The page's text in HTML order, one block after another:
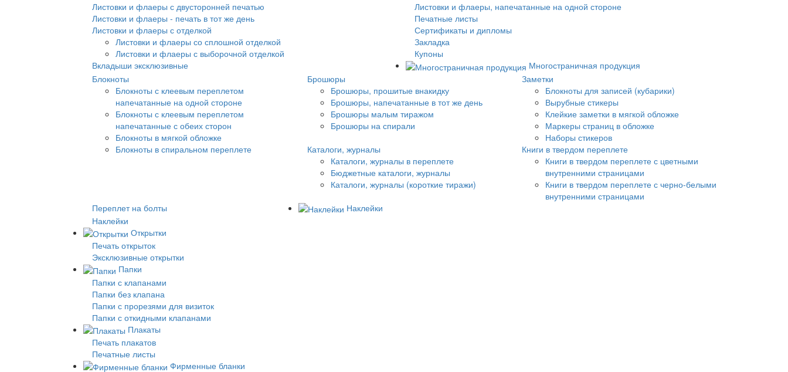
Листовки и флаеры с двусторонней печатью
Листовки и флаеры, напечатанные на одной стороне
Листовки и флаеры - печать в тот же день
Печатные листы
Листовки и флаеры с отделкой
Листовки и флаеры со сплошной отделкой
Листовки и флаеры с выборочной отделкой
Сертификаты и дипломы
Закладка
Купоны
Вкладыши эксклюзивные
Многостраничная продукция
Блокноты
Блокноты с клеевым переплетом
напечатанные на одной стороне
Блокноты с клеевым переплетом
напечатанные с обеих сторон
Блокноты в мягкой обложке
Блокноты в спиральном переплете
Брошюры
Брошюры, прошитые внакидку
Брошюры, напечатанные в тот же день
Брошюры малым тиражом
Брошюры на спирали
Заметки
Блокноты для записей (кубарики)
Вырубные стикеры
Клейкие заметки в мягкой обложке
Маркеры страниц в обложке
Наборы стикеров
Каталоги, журналы
Каталоги, журналы в переплете
Бюджетные каталоги, журналы
Каталоги, журналы (короткие тиражи)
Книги в твердом переплете
Книги в твердом переплете с цветными
внутренними страницами
Книги в твердом переплете с черно-белыми
внутренними страницами
Переплет на болты
Наклейки
Наклейки
Открытки
Печать открыток
Эксклюзивные открытки
Папки
Папки с клапанами
Папки без клапана
Папки с прорезями для визиток
Папки с откидными клапанами
Плакаты
Печать плакатов
Печатные листы
Фирменные бланки